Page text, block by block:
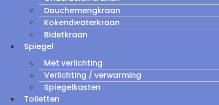
Douchemengkraan
Kokendwaterkraan
Bidetkraan
Spiegel
Met verlichting
Verlichting / verwarming
Spiegelkasten
Toiletten